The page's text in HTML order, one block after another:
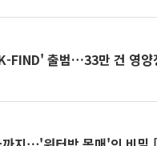
FIND' 출범…33만 건 영양